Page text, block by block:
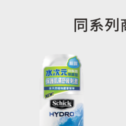
同系列